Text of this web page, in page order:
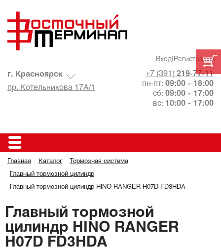
Вход| Регистрация
+7 (391) 219-77-11
пн-пт: 09:00 - 18:00
сб: 09:00 - 17:00
вс: 10:00 - 17:00
г. Красноярск
пр. Котельникова 17А/1
Главная Каталог Тормозная система
Главный тормозной цилиндр
Главный тормозной цилиндр HINO RANGER H07D FD3HDA
Главный тормозной
цилиндр HINO RANGER
H07D FD3HDA